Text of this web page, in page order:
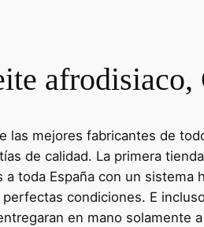
mejores fabricantes de
de calidad. La primera
toda España con un sistema
condiciones. E
en mano solamente